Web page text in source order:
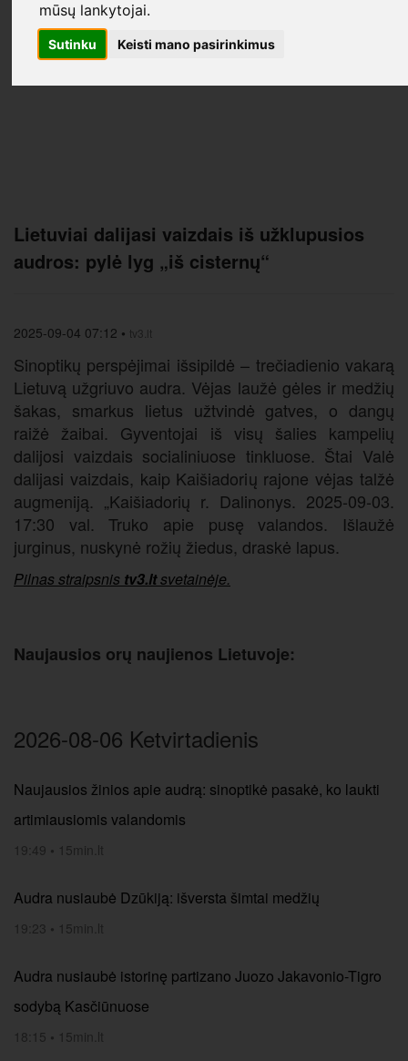
mūsų lankytojai.
Sutinku Keisti mano pasirinkimus
Lietuviai dalijasi vaizdais iš užklupusios
audros: pylė lyg „iš cisternų“
2025-09-04 07:12 • tv3.lt
Sinoptikų perspėjimai išsipildė – trečiadienio vakarą
Lietuvą užgriuvo audra. Vėjas laužė gėles ir medžių
šakas, smarkus lietus užtvindė gatves, o dangų
raižė žaibai. Gyventojai iš visų šalies kampelių
dalijosi vaizdais socialiniuose tinkluose. Štai Valė
dalijasi vaizdais, kaip Kaišiadorių rajone vėjas talžė
augmeniją. „Kaišiadorių r. Dalinonys. 2025-09-03.
17:30 val. Truko apie pusę valandos. Išlaužė
jurginus, nuskynė rožių žiedus, draskė lapus.
Pilnas straipsnis tv3.ltsvetainėje.
Naujausios orų naujienos Lietuvoje:
2026-08-06 Ketvirtadienis
Naujausios žinios apie audrą: sinoptikė pasakė, ko laukti
artimiausiomis valandomis
19:49 • 15min.lt
Audra nusiaubė Dzūkiją: išversta šimtai medžių
19:23 • 15min.lt
Audra nusiaubė istorinę partizano Juozo Jakavonio-Tigro
sodybą Kasčiūnuose
18:15 • 15min.lt